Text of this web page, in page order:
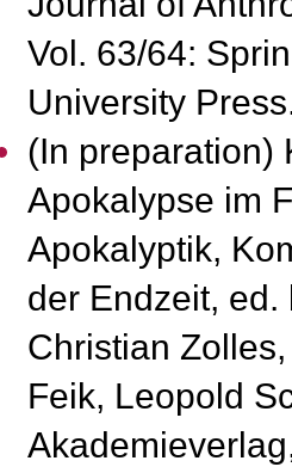
Vol. 63/64:
University
(In preparation)
Apokalypse im
Apokalyptik,
der Endzeit, ed.
Christian
Feik, Leopold